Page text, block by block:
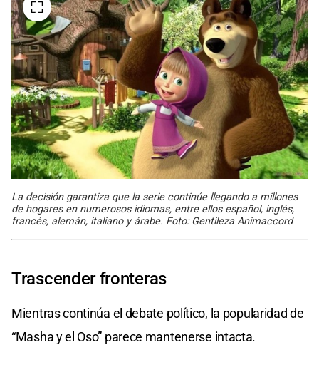
La decisión garantiza que la serie continúe llegando a millones
de hogares en numerosos idiomas, entre ellos español, inglés,
francés, alemán, italiano y árabe. Foto: Gentileza Animaccord
Trascender fronteras
Mientras continúa el debate político, la popularidad de
“Masha y el Oso” parece mantenerse intacta.